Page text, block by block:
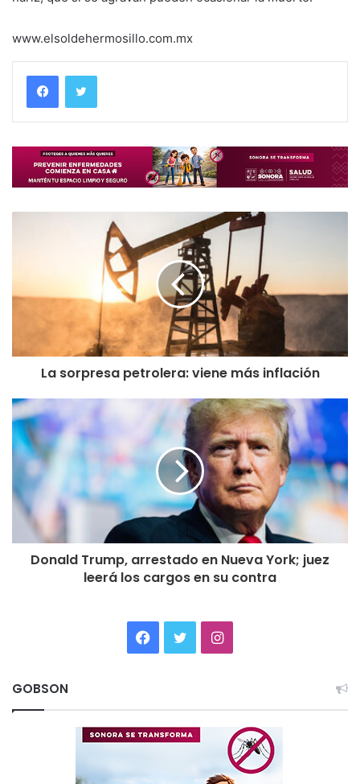
www.elsoldehermosillo.com.mx
La sorpresa petrolera: viene más inflación
Donald Trump, arrestado en Nueva York; juez
leerá los cargos en su contra
Facebook
TwitterInstagram
GOBSON